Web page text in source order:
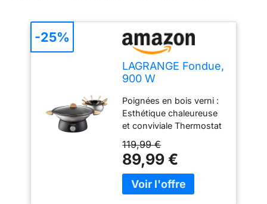
LAGRANGE Fondue,
900 W
Poignées en bois verni :
Esthétique chaleureuse
et conviviale Thermostat
température de cuisson
en fonction de la
préparation ou
maintenant au chaud sur
119,99 €
89,99 €
-25%